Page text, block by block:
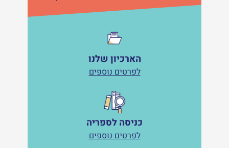
הארכיון שלנו
לפרטים נוספים
כניסה לספריה
לפרטים נוספים